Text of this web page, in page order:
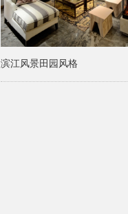
滨江风景田园风格